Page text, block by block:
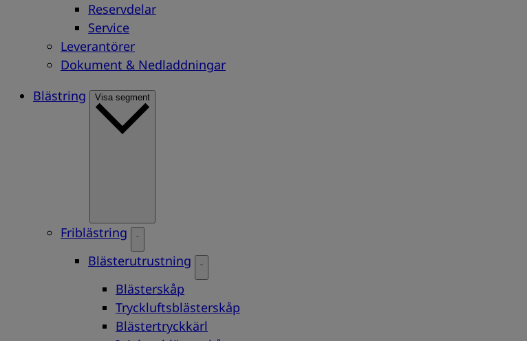
Reservdelar
Service
Leverantörer
Dokument & Nedladdningar
Blästring
Visa segment
Friblästring
Blästerutrustning
Blästerskåp
Tryckluftsblästerskåp
Blästertryckkärl